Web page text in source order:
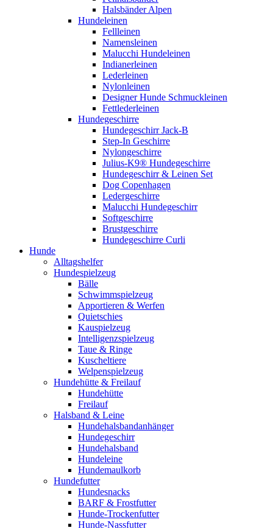
Halsbänder Alpen
Hundeleinen
Fellleinen
Namensleinen
Malucchi Hundeleinen
Indianerleinen
Lederleinen
Nylonleinen
Designer Hunde Schmuckleinen
Fettlederleinen
Hundegeschirre
Hundegeschirr Jack-B
Step-In Geschirre
Nylongeschirre
Julius-K9® Hundegeschirre
Hundegeschirr & Leinen Set
Dog Copenhagen
Ledergeschirre
Malucchi Hundegeschirr
Softgeschirre
Brustgeschirre
Hundegeschirre Curli
Hunde
Alltagshelfer
Hundespielzeug
Bälle
Schwimmspielzeug
Apportieren & Werfen
Quietschies
Kauspielzeug
Intelligenzspielzeug
Taue & Ringe
Kuscheltiere
Welpenspielzeug
Hundehütte & Freilauf
Hundehütte
Freilauf
Halsband & Leine
Hundehalsbandanhänger
Hundegeschirr
Hundehalsband
Hundeleine
Hundemaulkorb
Hundefutter
Hundesnacks
BARF & Frostfutter
Hunde-Trockenfutter
Hunde-Nassfutter